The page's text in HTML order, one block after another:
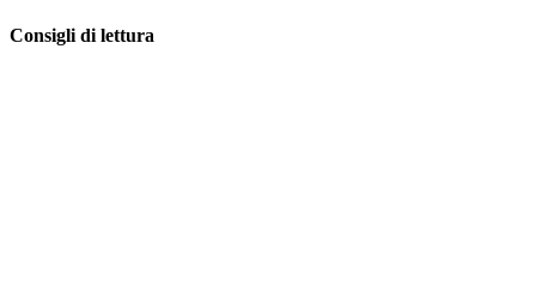
Consigli di lettura